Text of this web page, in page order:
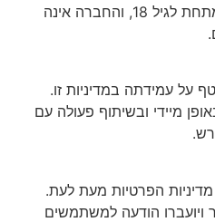
35. האתר אינו מיועד לילדים מתחת לגיל 18, והחברה אינה
על עמידתה במדיניות זו.
מיידי ובשיתוף פעולה עם
הפרטיות מעת לעת.
ויועברו הודעה למשתמשים